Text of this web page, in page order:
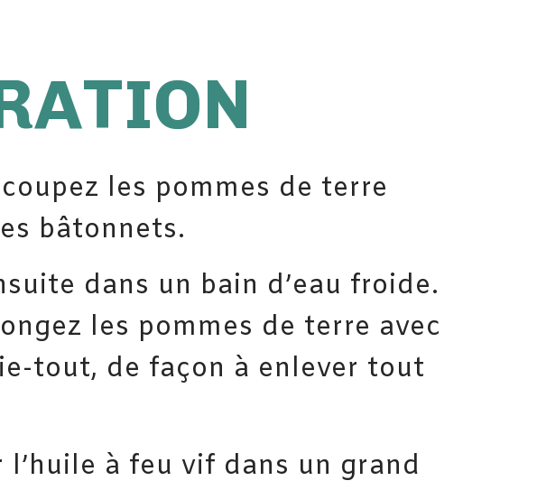
les pommes de terre
bâtonnets.
dans un bain d’eau froide.
les pommes de terre avec
tout, de façon à enlever tout
l’huile à feu vif dans un grand